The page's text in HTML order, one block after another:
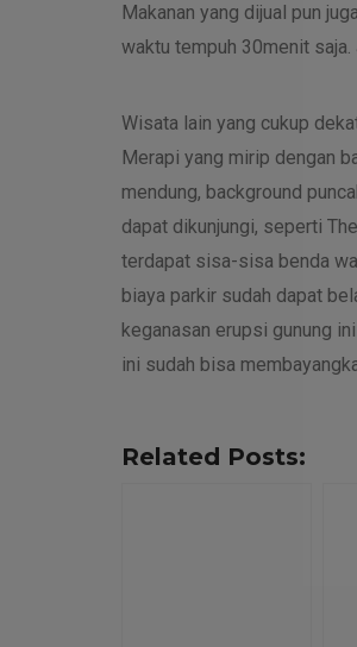
Makanan yang dijual pun
waktu tempuh 30menit saja.
Wisata lain yang cukup
Merapi yang mirip dengan
mendung, background
dapat dikunjungi, seperti
terdapat sisa-sisa benda
biaya parkir sudah dapat
keganasan erupsi gunung
ini sudah bisa
Related Posts: